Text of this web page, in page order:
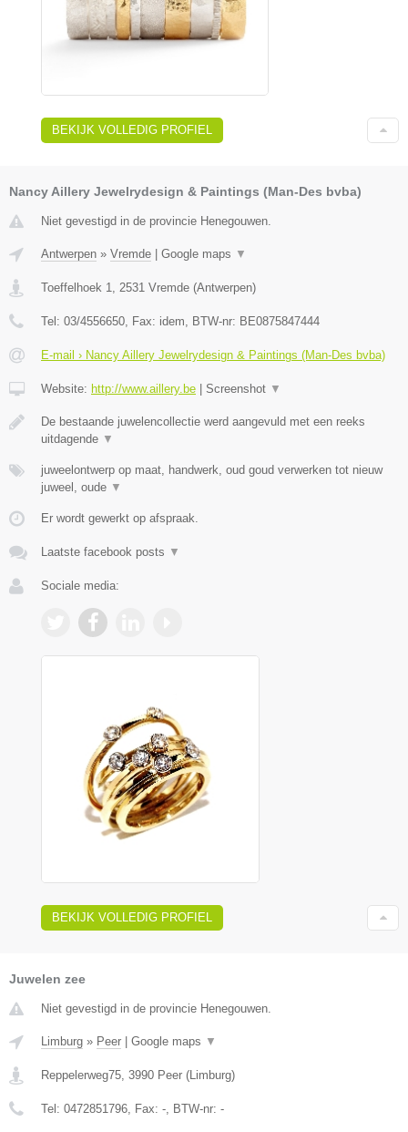
BEKIJK VOLLEDIG PROFIEL
Nancy Aillery Jewelrydesign & Paintings (Man-Des bvba)
Niet gevestigd in de provincie Henegouwen.
Antwerpen » Vremde Google maps ▼
Toeffelhoek 1 2531 Vremde (Antwerpen)
Tel: 03/4556650 , Fax: idem , BTW-nr: BE0875847444
E-mail › Nancy Aillery Jewelrydesign & Paintings (Man-Des bvba)
Website: http://www.aillery.be Screenshot ▼
De bestaande juwelencollectie werd aangevuld met een reeks
uitdagende ▼
juweelontwerp op maat, handwerk, oud goud verwerken tot nieuw
juweel, oude ▼
Er wordt gewerkt op afspraak.
Laatste facebook posts ▼
Sociale media:
BEKIJK VOLLEDIG PROFIEL
Juwelen zee
Niet gevestigd in de provincie Henegouwen.
Limburg » Peer Google maps ▼
Reppelerweg75 3990 Peer ( Limburg)
Tel: 0472851796 , Fax: - , BTW-nr: -